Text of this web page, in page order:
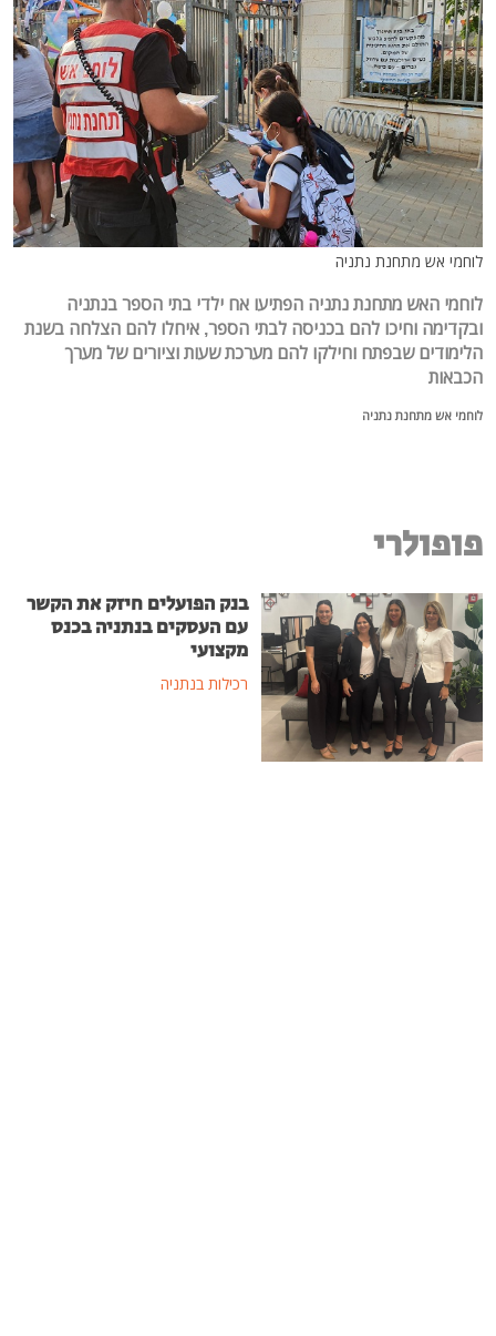
לוחמי אש מתחנת נתניה
לוחמי האש מתחנת נתניה הפתיעו אח ילדי בתי הספר בנתניה
ובקדימה וחיכו להם בכניסה לבתי הספר, איחלו להם הצלחה בשנת
הלימודים שבפתח וחילקו להם מערכת שעות וציורים של מערך
הכבאות
לוחמי אש מתחנת נתניה
פופולרי
בנק הפועלים חיזק את הקשר
עם העסקים בנתניה בכנס
מקצועי
רכילות בנתניה